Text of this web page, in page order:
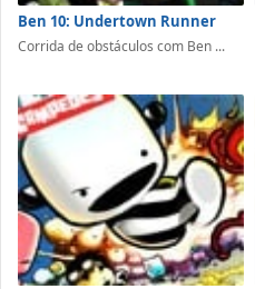
Ben 10: Undertown Runner
Corrida de obstáculos com Ben ...